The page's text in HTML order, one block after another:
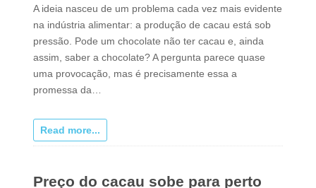
A ideia nasceu de um problema cada vez mais evidente
na indústria alimentar: a produção de cacau está sob
pressão. Pode um chocolate não ter cacau e, ainda
assim, saber a chocolate? A pergunta parece quase
uma provocação, mas é precisamente essa a
promessa da…
Read more...
Preço do cacau sobe para perto